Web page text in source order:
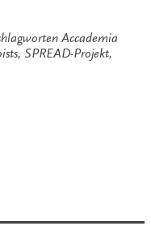
Accademia
, SPREAD-Projekt,